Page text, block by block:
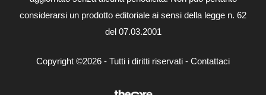
considerarsi un prodotto editoriale ai sensi della legge n. 62
del 07.03.2001
Copyright ©2026 - Tutti i diritti riservati - Contattaci